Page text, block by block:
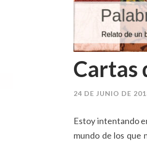
Cartas
24 DE JUNIO DE
Estoy intentando
mundo de los que